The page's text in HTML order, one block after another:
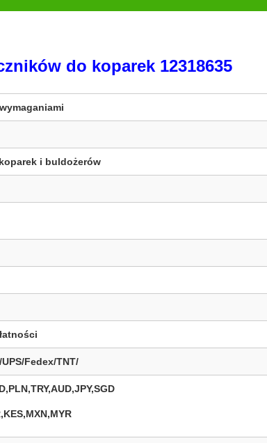
do koparek 12318635
i buldożerów
Fedex/TNT/